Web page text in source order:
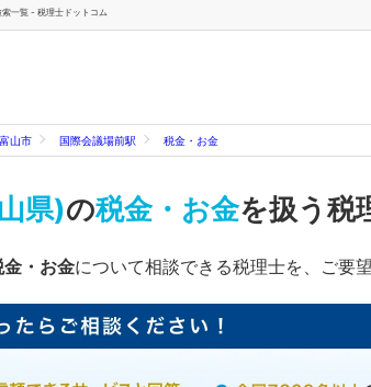
一覧 - 税理士ドットコム
富山市 国際会議場前駅 税金・お金
県)の税金・お金を扱う税
金・お金について相談できる税理士を、ご要